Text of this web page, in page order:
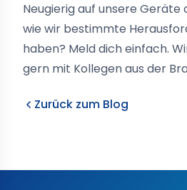
Neugierig auf unsere Geräte
wie wir bestimmte
haben? Meld dich einfach.
gern mit Kollegen aus der
Zurück zum Blog